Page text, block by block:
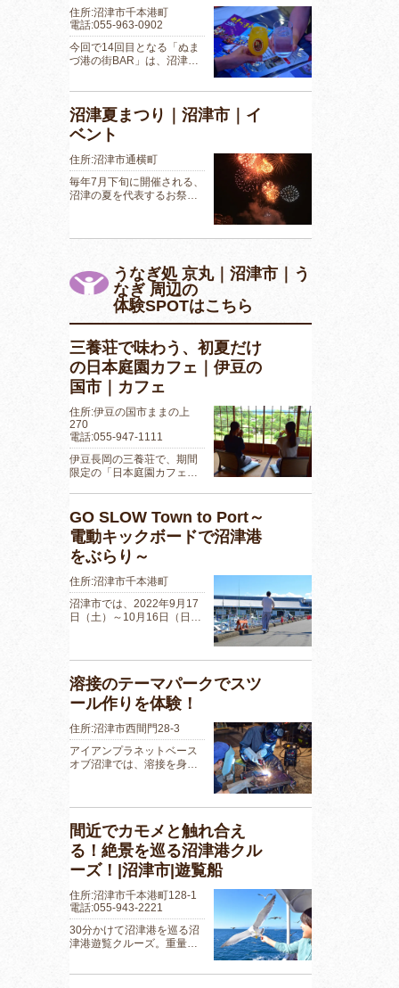
住所:沼津市千本港町
電話:055-963-0902
今回で14回目となる「ぬま
づ港の街BAR」は、沼津…
沼津夏まつり｜沼津市｜イ
ベント
住所:沼津市通横町
毎年7月下旬に開催される、
沼津の夏を代表するお祭…
うなぎ処 京丸｜沼津市｜う
なぎ 周辺の
体験SPOTはこちら
三養荘で味わう、初夏だけ
の日本庭園カフェ｜伊豆の
国市｜カフェ
住所:伊豆の国市ままの上
270
電話:055-947-1111
伊豆長岡の三養荘で、期間
限定の「日本庭園カフェ…
GO SLOW Town to Port～
電動キックボードで沼津港
をぶらり～
住所:沼津市千本港町
沼津市では、2022年9月17
日（土）～10月16日（日…
溶接のテーマパークでスツ
ール作りを体験！
住所:沼津市西間門28-3
アイアンプラネットベース
オブ沼津では、溶接を身…
間近でカモメと触れ合え
る！絶景を巡る沼津港クル
ーズ！|沼津市|遊覧船
住所:沼津市千本港町128-1
電話:055-943-2221
30分かけて沼津港を巡る沼
津港遊覧クルーズ。重量…